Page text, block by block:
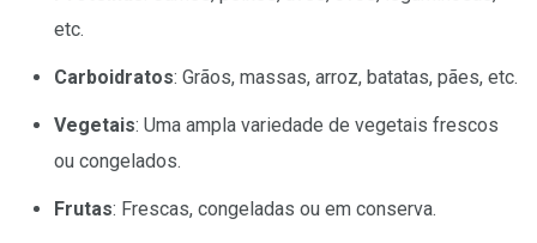
etc.
Carboidratos: Grãos, massas, arroz, batatas, pães, etc.
Vegetais: Uma ampla variedade de vegetais frescos
ou congelados.
Frutas: Frescas, congeladas ou em conserva.